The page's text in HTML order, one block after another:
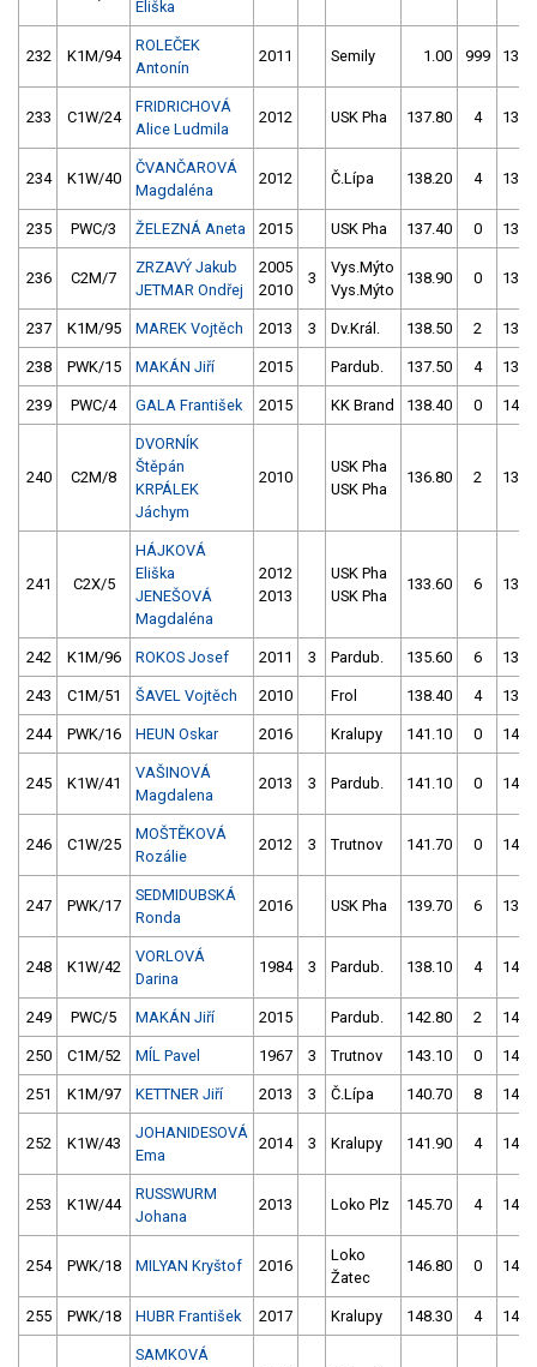
Eliška
232 K1M/94
ROLEČEK
Antonín
2011 Semily 1.00 999
233 C1W/24
FRIDRICHOVÁ
Alice Ludmila
2012 USK Pha 137.80 4
234 K1W/40
ČVANČAROVÁ
Magdaléna
2012 Č.Lípa 138.20 4
235 PWC/3 ŽELEZNÁ Aneta 2015 USK Pha 137.40 0
236 C2M/7
ZRZAVÝ Jakub
JETMAR Ondřej
2005
2010
3
Vys.Mýto
Vys.Mýto
138.90 0
237 K1M/95 MAREK Vojtěch 2013 3 Dv.Král. 138.50 2
238 PWK/15 MAKÁN Jiří 2015 Pardub. 137.50 4
239 PWC/4 GALA František 2015 KK Brand 138.40 0
240 C2M/8
DVORNÍK
Štěpán
KRPÁLEK
Jáchym
2010
USK Pha
USK Pha
136.80 2
241 C2X/5
HÁJKOVÁ
Eliška
JENEŠOVÁ
Magdaléna
2012
2013
USK Pha
USK Pha
133.60 6
242 K1M/96 ROKOS Josef 2011 3 Pardub. 135.60 6
243 C1M/51 ŠAVEL Vojtěch 2010 Frol 138.40 4
244 PWK/16 HEUN Oskar 2016 Kralupy 141.10 0
245 K1W/41
VAŠINOVÁ
Magdalena
2013 3 Pardub. 141.10 0
246 C1W/25
MOŠTĚKOVÁ
Rozálie
2012 3 Trutnov 141.70 0
247 PWK/17
SEDMIDUBSKÁ
Ronda
2016 USK Pha 139.70 6
248 K1W/42
VORLOVÁ
Darina
1984 3 Pardub. 138.10 4
249 PWC/5 MAKÁN Jiří 2015 Pardub. 142.80 2
250 C1M/52 MÍL Pavel 1967 3 Trutnov 143.10 0
251 K1M/97 KETTNER Jiří 2013 3 Č.Lípa 140.70 8
252 K1W/43
JOHANIDESOVÁ
Ema
2014 3 Kralupy 141.90 4
253 K1W/44
RUSSWURM
Johana
2013 Loko Plz 145.70 4
254 PWK/18 MILYAN Kryštof 2016
Loko
Žatec
146.80 0
255 PWK/18 HUBR František 2017 Kralupy 148.30 4
SAMKOVÁ